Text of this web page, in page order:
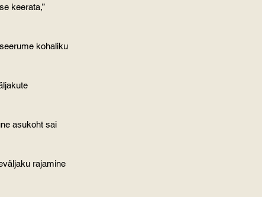
keerata,”
kohaliku
asukoht sai
rajamine